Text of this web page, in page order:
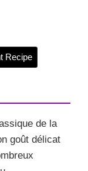
Recipe
de la
goût délicat